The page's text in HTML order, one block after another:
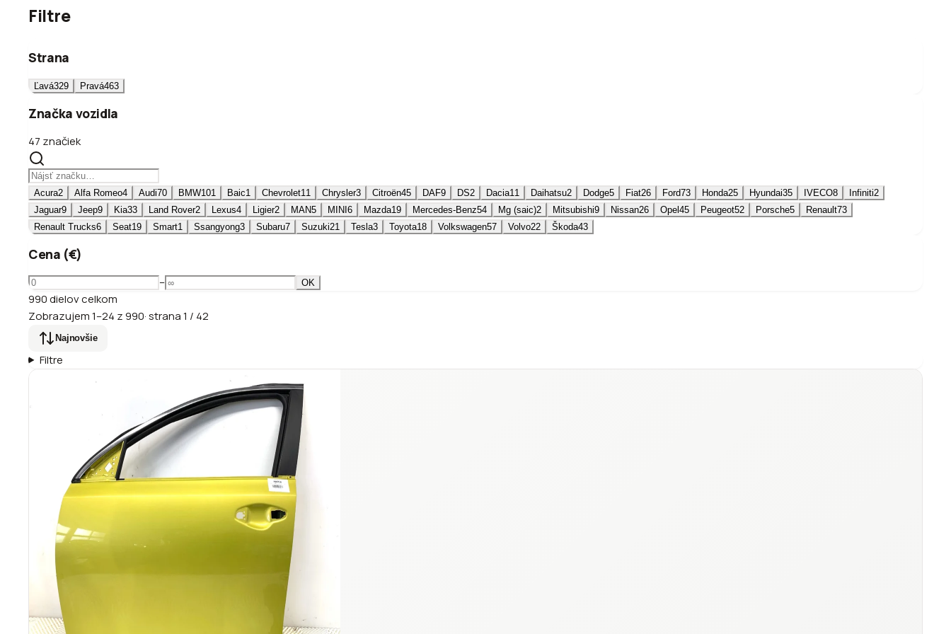
Filtre
Strana
Ľavá329 Pravá463
Značka vozidla
47 značiek
Acura2 Alfa Romeo4 Audi70 BMW101 Baic1 Chevrolet11 Chrysler3 Citroën45 DAF9 DS2 Dacia11 Daihatsu2 Dodge5 Fiat26 Ford73 Honda25 Hyundai35 IVECO8 Infiniti2
Jaguar9 Jeep9 Kia33 Land Rover2 Lexus4 Ligier2 MAN5 MINI6 Mazda19 Mercedes-Benz54 Mg (saic)2 Mitsubishi9 Nissan26 Opel45 Peugeot52 Porsche5 Renault73
Renault Trucks6 Seat19 Smart1 Ssangyong3 Subaru7 Suzuki21 Tesla3 Toyota18 Volkswagen57 Volvo22 Škoda43
Cena (€)
– OK
990dielovcelkom
Zobrazujem1–24 z990·strana1 / 42
Najnovšie
Filtre